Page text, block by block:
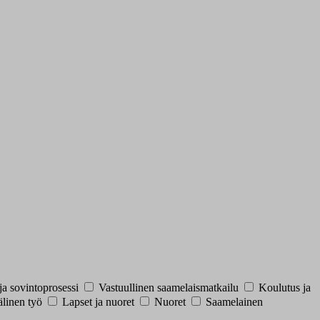
sovintoprosessi Vastuullinen saamelaismatkailu
Koulutus ja
työ Lapset ja nuoret Nuoret
Saamelainen